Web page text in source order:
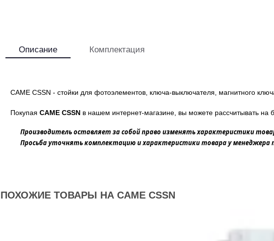
Описание
CAME CSSN - стойки для фотоэлементов, ключа-выключателя, магнитного
Покупая CAME CSSN в нашем интернет-магазине, вы можете рассчитывать на
Производитель оставляет за собой право изменять характеристики
Просьба уточнять комплектацию и характеристики товара у менеджера
Комплектация
ПОХОЖИЕ ТОВАРЫ НА CAME CSSN